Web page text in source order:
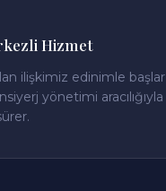
Hizmet
ilişkimiz edinimle başlar
yönetimi aracılığıyla